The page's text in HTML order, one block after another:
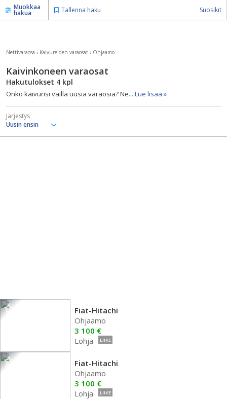
Muokkaa
hakua Tallenna haku Suosikit
Nettivaraosa › Kaivureiden varaosat › Ohjaamo
Kaivinkoneen varaosat
Hakutulokset 4 kpl
Onko kaivurisi vailla uusia varaosia? Ne... Lue lisää »
Järjestys
Fiat-Hitachi
Ohjaamo
3 100 €
Lohja
LIIKE
Fiat-Hitachi
Ohjaamo
3 100 €
Lohja
LIIKE